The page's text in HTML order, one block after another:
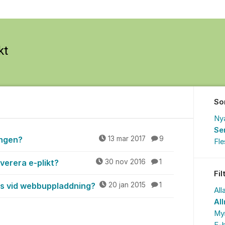
13 mar 2017 9
e-plikt? 30 nov 2016 1
vid webbuppladdning? 20 jan 2015 1